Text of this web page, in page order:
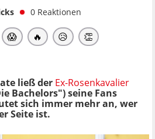
0 Reaktionen
😱 🔥 😥 👏
ließ der Ex-Rosenkavalier
Bachelors") seine Fans
sich immer mehr an, wer
Seite ist.